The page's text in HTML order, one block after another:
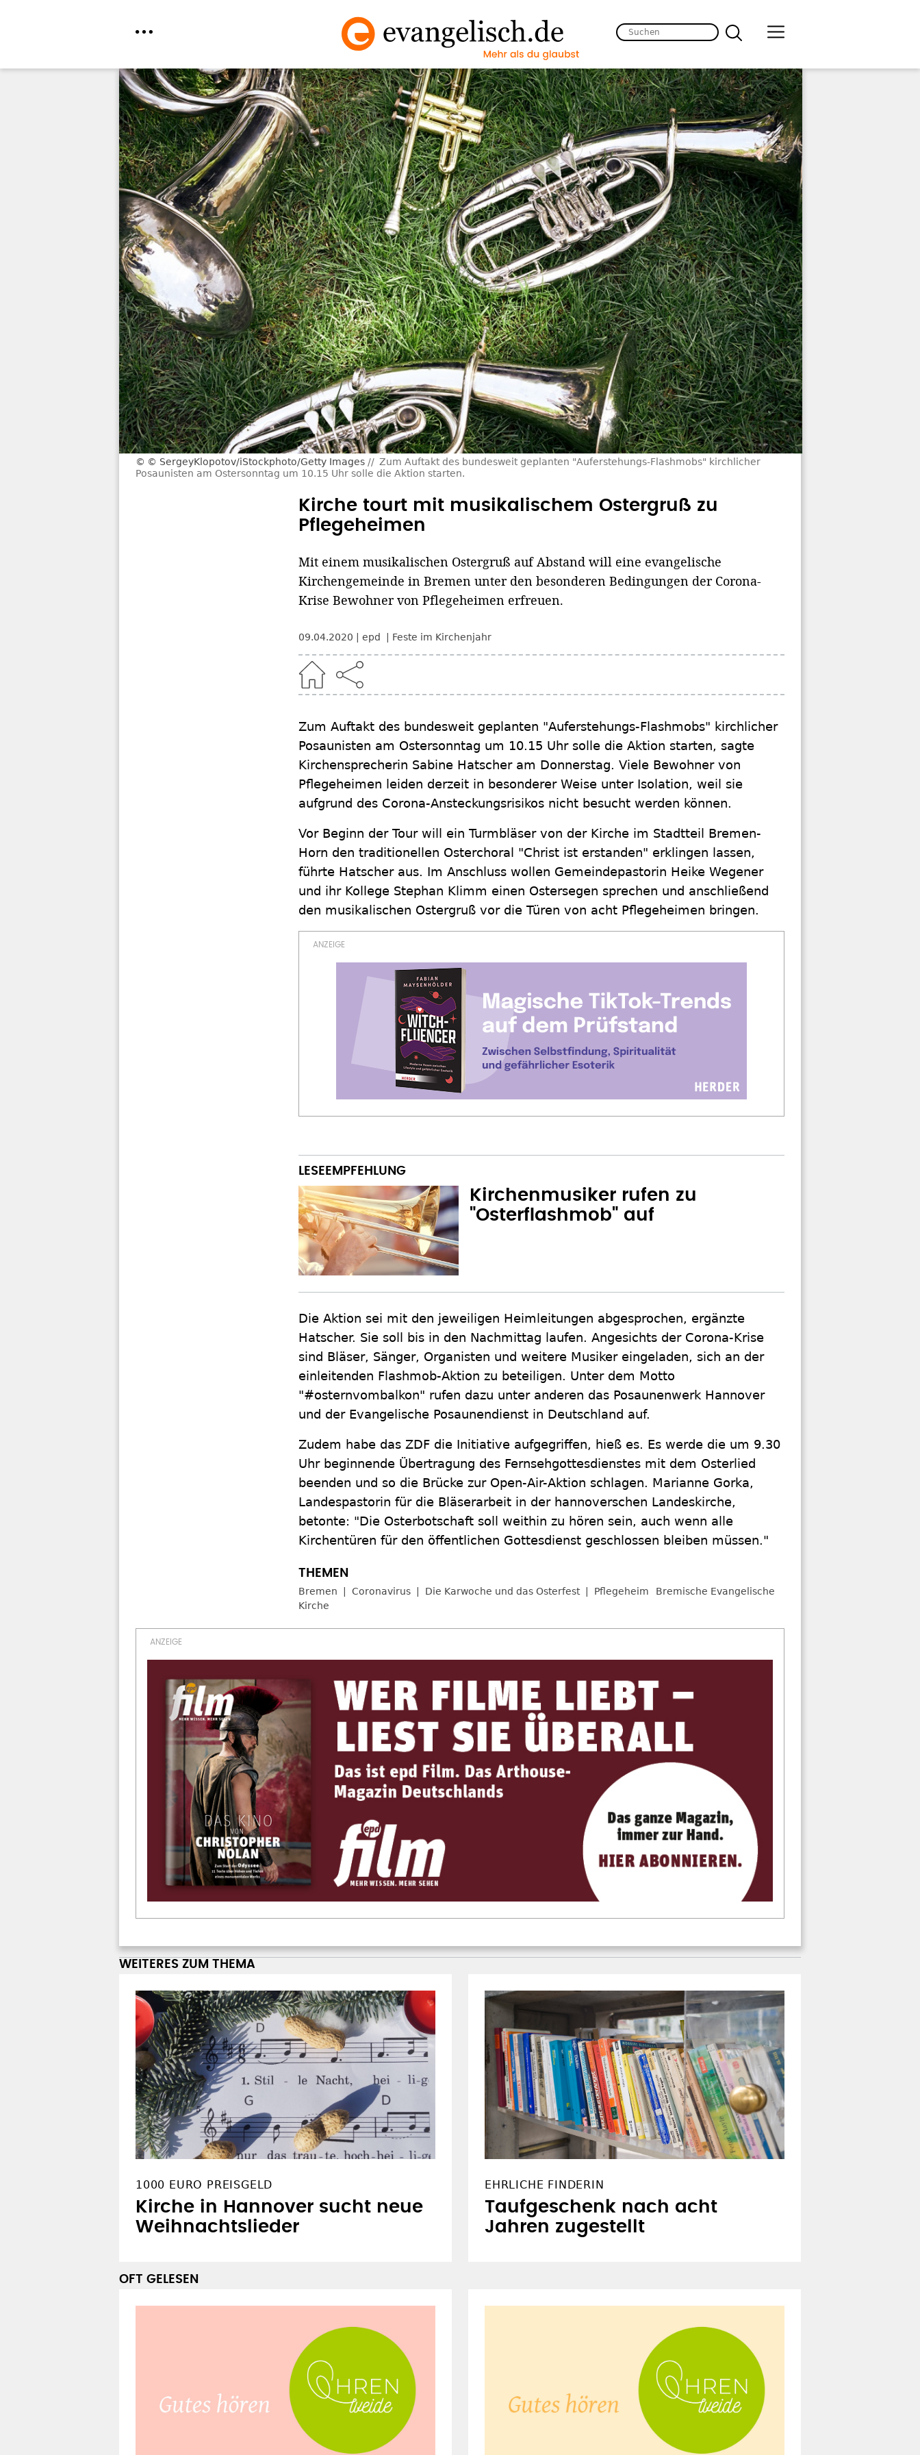
© SergeyKlopotov/iStockphoto/Getty Images
Zum Auftakt des bundesweit geplanten "Auferstehungs-Flashmobs" kirchlicher
Posaunisten am Ostersonntag um 10.15 Uhr solle die Aktion starten.
Kirche tourt mit musikalischem Ostergruß zu
Pflegeheimen
Mit einem musikalischen Ostergruß auf Abstand will eine evangelische
Kirchengemeinde in Bremen unter den besonderen Bedingungen der Corona-
Krise Bewohner von Pflegeheimen erfreuen.
09.04.2020 epd Feste im Kirchenjahr
Zum Auftakt des bundesweit geplanten "Auferstehungs-Flashmobs" kirchlicher
Posaunisten am Ostersonntag um 10.15 Uhr solle die Aktion starten, sagte
Kirchensprecherin Sabine Hatscher am Donnerstag. Viele Bewohner von
Pflegeheimen leiden derzeit in besonderer Weise unter Isolation, weil sie
aufgrund des Corona-Ansteckungsrisikos nicht besucht werden können.
Vor Beginn der Tour will ein Turmbläser von der Kirche im Stadtteil Bremen-
Horn den traditionellen Osterchoral "Christ ist erstanden" erklingen lassen,
führte Hatscher aus. Im Anschluss wollen Gemeindepastorin Heike Wegener
und ihr Kollege Stephan Klimm einen Ostersegen sprechen und anschließend
den musikalischen Ostergruß vor die Türen von acht Pflegeheimen bringen.
Kirchenmusiker rufen zu
"Osterflashmob" auf
Die Aktion sei mit den jeweiligen Heimleitungen abgesprochen, ergänzte
Hatscher. Sie soll bis in den Nachmittag laufen. Angesichts der Corona-Krise
sind Bläser, Sänger, Organisten und weitere Musiker eingeladen, sich an der
einleitenden Flashmob-Aktion zu beteiligen. Unter dem Motto
"#osternvombalkon" rufen dazu unter anderen das Posaunenwerk Hannover
und der Evangelische Posaunendienst in Deutschland auf.
Zudem habe das ZDF die Initiative aufgegriffen, hieß es. Es werde die um 9.30
Uhr beginnende Übertragung des Fernsehgottesdienstes mit dem Osterlied
beenden und so die Brücke zur Open-Air-Aktion schlagen. Marianne Gorka,
Landespastorin für die Bläserarbeit in der hannoverschen Landeskirche,
betonte: "Die Osterbotschaft soll weithin zu hören sein, auch wenn alle
Kirchentüren für den öffentlichen Gottesdienst geschlossen bleiben müssen."
Bremen Coronavirus Die Karwoche und das Osterfest Pflegeheim
Bremische Evangelische
Kirche
WEITERES ZUM THEMA
1000 EURO PREISGELD
Kirche in Hannover sucht neue
Weihnachtslieder
EHRLICHE FINDERIN
Taufgeschenk nach acht
Jahren zugestellt
OFT GELESEN